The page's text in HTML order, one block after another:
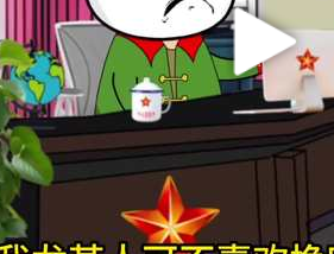
浙江台州《告全体市民书》
女主硬加吻戏短剧已下架
上海多家景点临时闭园或调整运
郑丽文：台湾从来没有“独立”过
董璇小酒窝朵朵为佟丽娅庆生